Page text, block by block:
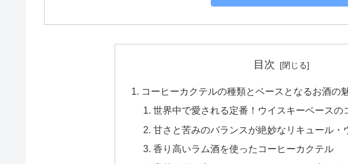
目次
コーヒーカクテルの種類とベースとなるお酒の
世界中で愛される定番！ウイスキーベースの
甘さと苦みのバランスが絶妙なリキュール・
香り高いラム酒を使ったコーヒーカクテル